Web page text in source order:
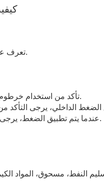
تعرف على كيفية تجنب الأخطاء الشائعة مع الاقتراحات أدناه.
1، تأكد من استخدام خرطوم في درجة الحرارة الموصى بها ومجموعة الضغط.
3، عندما يتم تطبيق الضغط، يرجى فتح ببطء / إغلاق أي صمام لتجنب صدمة الضغط.